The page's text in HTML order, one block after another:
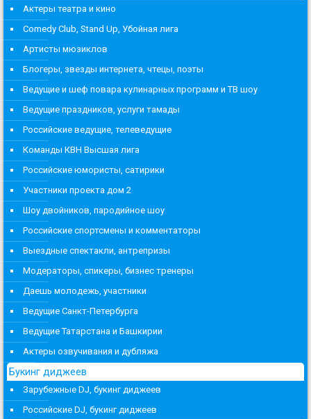
Актеры театра и кино
Comedy Club, Stand Up, Убойная лига
Артисты мюзиклов
Блогеры, звезды интернета, чтецы, поэты
Ведущие и шеф повара кулинарных программ и ТВ шоу
Ведущие праздников, услуги тамады
Российские ведущие, телеведущие
Команды КВН Высшая лига
Российские юмористы, сатирики
Участники проекта дом 2
Шоу двойников, пародийное шоу
Российские спортсмены и комментаторы
Выездные спектакли, антрепризы
Модераторы, спикеры, бизнес тренеры
Даешь молодежь, участники
Ведущие Санкт-Петербурга
Ведущие Татарстана и Башкирии
Актеры озвучивания и дубляжа
Букинг диджеев
Зарубежные DJ, букинг диджеев
Российские DJ, букинг диджеев